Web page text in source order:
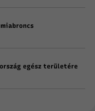
egész területére